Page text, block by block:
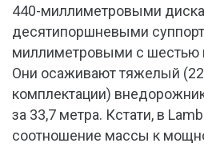
440-миллиметровыми
десятипоршневыми
миллиметровыми с шестью
Они осаживают тяжелый
комплектации)
за 33,7 метра. Кстати, в
соотношение массы к